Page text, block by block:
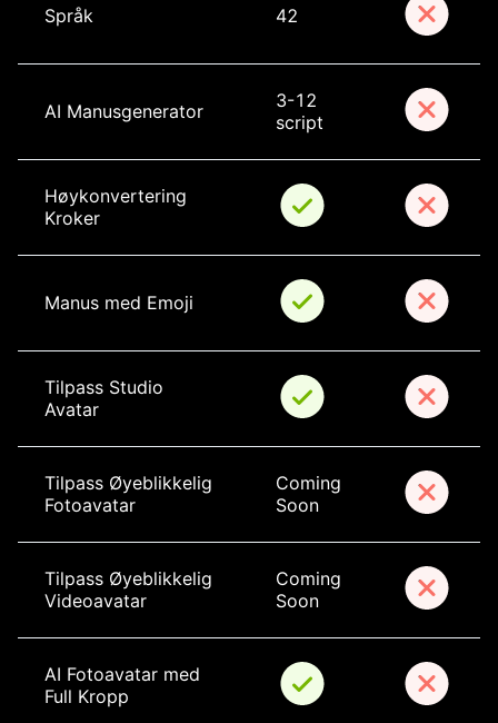
Språk 42
AI Manusgenerator
3-12
script
Høykonvertering
Kroker
Manus med Emoji
Tilpass Studio
Avatar
Tilpass Øyeblikkelig
Fotoavatar
Coming
Soon
Tilpass Øyeblikkelig
Videoavatar
Coming
Soon
AI Fotoavatar med
Full Kropp